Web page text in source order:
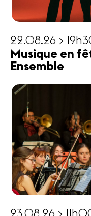
22.08.26 >
Musique en
Ensemble